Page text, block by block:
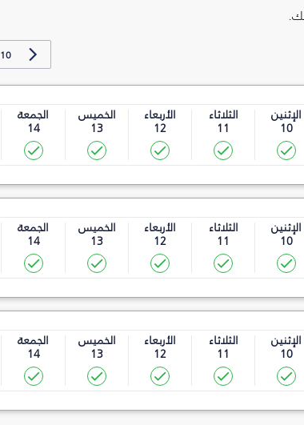
10 أغسطس
الإثنين
10
الثلاثاء
11
الأربعاء
12
الخميس
13
الجمعة
14
الإثنين
10
الثلاثاء
11
الأربعاء
12
الخميس
13
الجمعة
14
الإثنين
10
الثلاثاء
11
الأربعاء
12
الخميس
13
الجمعة
14